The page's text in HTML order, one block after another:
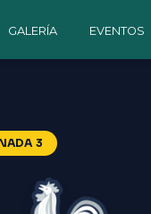
GALERÍA EVENTOS
3